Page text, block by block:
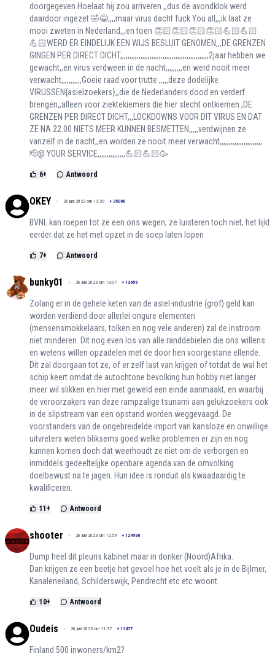
doorgegeven Hoelaat hij zou arriveren ,,dus de avondklok werd
daardoor ingezet 🤣😂,,,,maar virus dacht fuck You all,,,ik laat ze
mooi zweten in Nederland,,,en toen 👏🏻👏🏻👏🏻👏🏻💪🏻💪🏻
💪🏻WERD ER EINDELIJK EEN WIJS BESLUIT GENOMEN,,,DE GRENZEN
GINGEN PER DIRECT DICHT,,,,,,,,,,,,,,,,,,,,,,,,,,,,,,,,,,,,,,,,,,,,,,,,2jaar hebben we
gewacht,,en virus verdween in de nacht,,,,,,,,,en werd nooit meer
verwacht,,,,,,,,,,,Goeie raad voor trutte ,,,,,deze dodelijke
VIRUSSEN{asielzoekers},,die de Nederlanders dood en verderf
brengen,,alleen voor ziektekiemers die hier slecht ontkiemen ,DE
GRENZEN PER DIRECT DICHT,,,LOCKDOWNS VOOR DIT VIRUS EN DAT
ZE NA 22.00 NIETS MEER KUNNEN BESMETTEN,,,,,verdwijnen ze
vanzelf in de nacht,,en worden ze nooit meer verwacht,,,,,,,,,,,,,,,,,,,,,,,
🫡@ YOUR SERVICE,,,,,,,,,,,,,,,💪🏻💪🏻🥳
6+ Antwoord
OKEY 28 juni 2023 om 13:39 + 35000
BVNL kan roepen tot ze een ons wegen, ze luisteren toch niet, het lijkt
eerder dat ze het met opzet in de soep laten lopen
7+ Antwoord
bunky01 28 juni 2023 om 13:07 + 13659
Zolang er in de gehele keten van de asiel-industrie (grof) geld kan
worden verdiend door allerlei ongure elementen
(mensensmokkelaars, tolken en nog vele anderen) zal de instroom
niet minderen. Dit nog even los van alle randdebielen die ons willens
en wetens willen opzadelen met de door hen voorgestane ellende.
Dit zal doorgaan tot ze, of er zelf last van krijgen of totdat de wal het
schip keert omdat de autochtone bevolking hun hobby niet langer
meer wil slikken en hier met geweld een einde aanmaakt, en waarbij
de veroorzakers van deze rampzalige tsunami aan gelukzoekers ook
in de slipstream van een opstand worden weggevaagd. De
voorstanders van de ongebreidelde import van kansloze en onwillige
uitvreters weten bliksems goed welke problemen er zijn en nog
kunnen komen doch dat weerhoudt ze niet om de verborgen en
inmiddels gedeelteljjke openbare agenda van de omvolking
doelbewust na te jagen. Hun idee is ronduit als kwaadaardig te
kwalificeren.
11 + Antwoord
shooter 28 juni 2023 om 12:59 + 124930
Dump heel dit pleuris kabinet maar in donker (Noord)Afrika.
Dan krijgen ze een beetje het gevoel hoe het voelt als je in de Bijlmer,
Kanaleneiland, Schilderswijk, Pendrecht etc etc woont.
10+ Antwoord
Oudeis 28 juni 2023 om 11:37 + 11477
Finland 500 inwoners/km2?